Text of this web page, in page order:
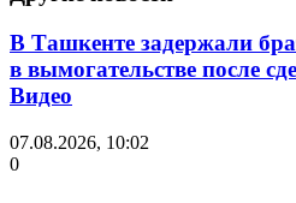
В Ташкенте задержали
в вымогательстве после
Видео
07.08.2026, 10:02
0